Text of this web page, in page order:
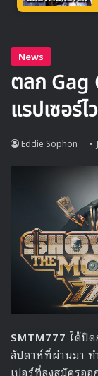
6 จิบะ เอรี่